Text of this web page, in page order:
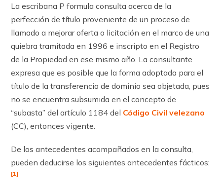
La escribana P formula consulta acerca de la
perfección de título proveniente de un proceso de
llamado a mejorar oferta o licitación en el marco de una
quiebra tramitada en 1996 e inscripto en el Registro
de la Propiedad en ese mismo año. La consultante
expresa que es posible que la forma adoptada para el
título de la transferencia de dominio sea objetada, pues
no se encuentra subsumida en el concepto de
“subasta” del artículo 1184 del Código Civil velezano
(CC), entonces vigente.
De los antecedentes acompañados en la consulta,
pueden deducirse los siguientes antecedentes fácticos:
[1]